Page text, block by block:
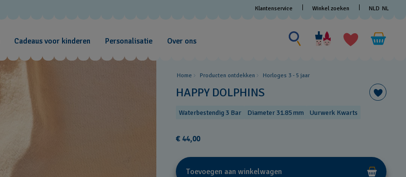
Klantenservice Winkel zoeken NLD NL
Cadeaus voor kinderen Personalisatie Over ons
Zoeken
naar
iets
Home Producten ontdekken Horloges 3 - 5 jaar
HAPPY DOLPHINS
Waterbestendig 3 Bar Diameter 31.85 mm Uurwerk Kwarts
€ 44,00
Toevoegen aan winkelwagen